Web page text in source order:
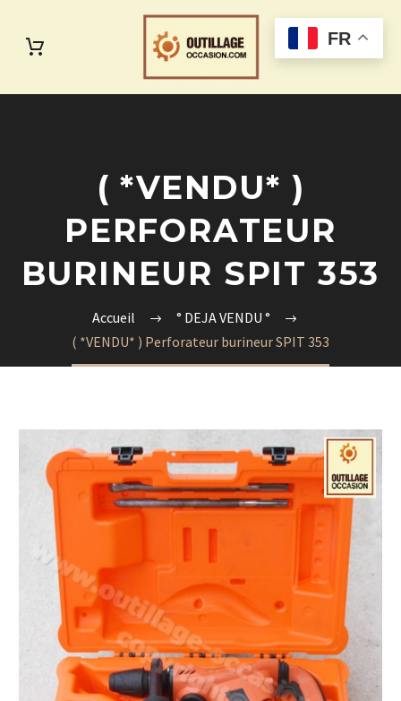
( *VENDU* )
PERFORATEUR
BURINEUR SPIT 353
Accueil
° DEJA VENDU °
( *VENDU* ) Perforateur burineur SPIT 353
FR